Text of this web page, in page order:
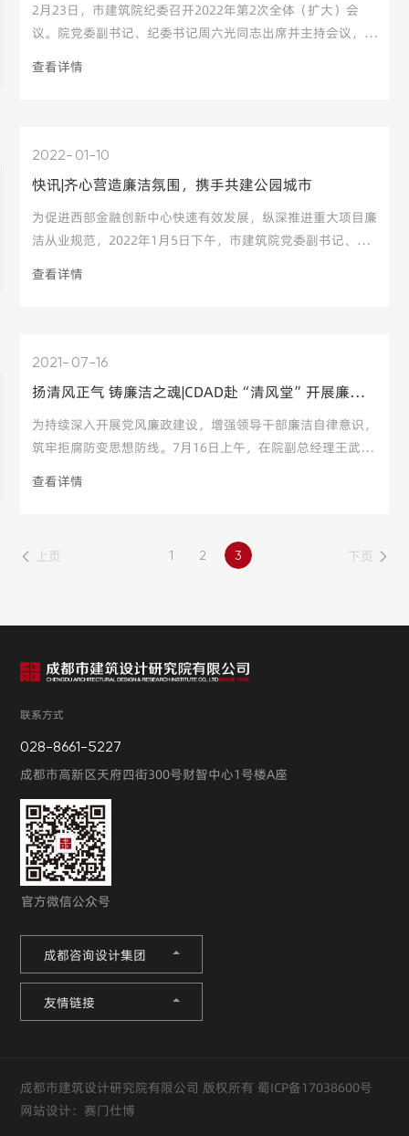
2月23日，市建筑院纪委召开2022年第2次全体（扩大）会
议。院党委副书记、纪委书记周六光同志出席并主持会议，院
纪委委员、各党支部书记及支部纪检委员参会。 会上，周六
光同志带头领学了市纪委十三届十次全会会议公报内容及施小
查看详情
01-10
2022
快讯|齐心营造廉洁氛围，携手共建公园城市
为促进西部金融创新中心快速有效发展，纵深推进重大项目廉
洁从业规范，2022年1月5日下午，市建筑院党委副书记、副
总经理周六光一行参加成都东部集团有限公司组织召开的“重
大项目节前廉洁从业提醒专题会”，并签署《廉洁从业承诺
查看详情
07-16
2021
扬清风正气 铸廉洁之魂|CDAD赴“清风堂”开展廉洁教育活动
为持续深入开展党风廉政建设，增强领导干部廉洁自律意识，
筑牢拒腐防变思想防线。7月16日上午，在院副总经理王武的
带领下，30余名党员领导干部前往四川省国企反腐倡廉主题
教育展示点“清风堂”开展警示教育活动。
以“清风铸廉”为主线的“清风堂”庄严肃穆，各参会同志在
查看详情
上页 1 2 3 下页
联系方式
028-8661-5227
成都市高新区天府四街300号财智中心1号楼A座
官方微信公众号
成都咨询设计集团
友情链接
成都市建筑设计研究院有限公司 版权所有蜀ICP备17038600号
网站设计： 赛门仕博